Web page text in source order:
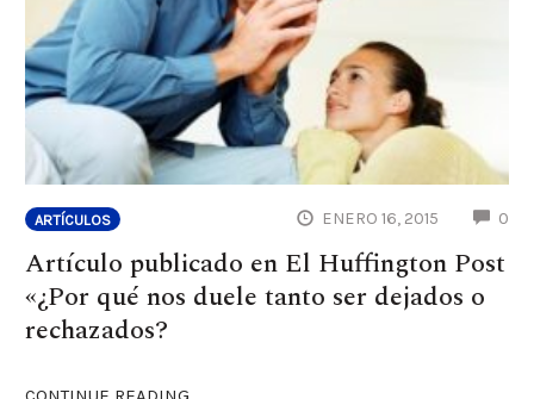
ARTÍCULOS ENERO 16, 2015 0
Artículo publicado en El Huffington Post
«¿Por qué nos duele tanto ser dejados o
rechazados?